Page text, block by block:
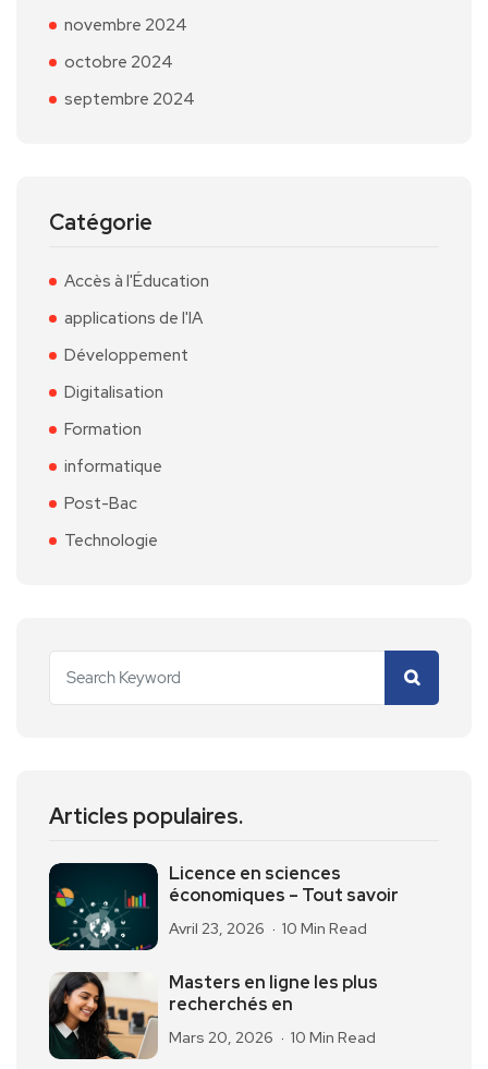
novembre 2024
octobre 2024
septembre 2024
Catégorie
Accès à l'Éducation
applications de l'IA
Développement
Digitalisation
Formation
informatique
Post-Bac
Technologie
Articles populaires.
Licence en sciences
économiques – Tout savoir
Avril 23, 2026 10 Min Read
Masters en ligne les plus
recherchés en
Mars 20, 2026 10 Min Read